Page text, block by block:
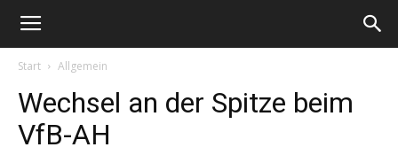
Start Allgemein
Wechsel an der Spitze beim
VfB-AH